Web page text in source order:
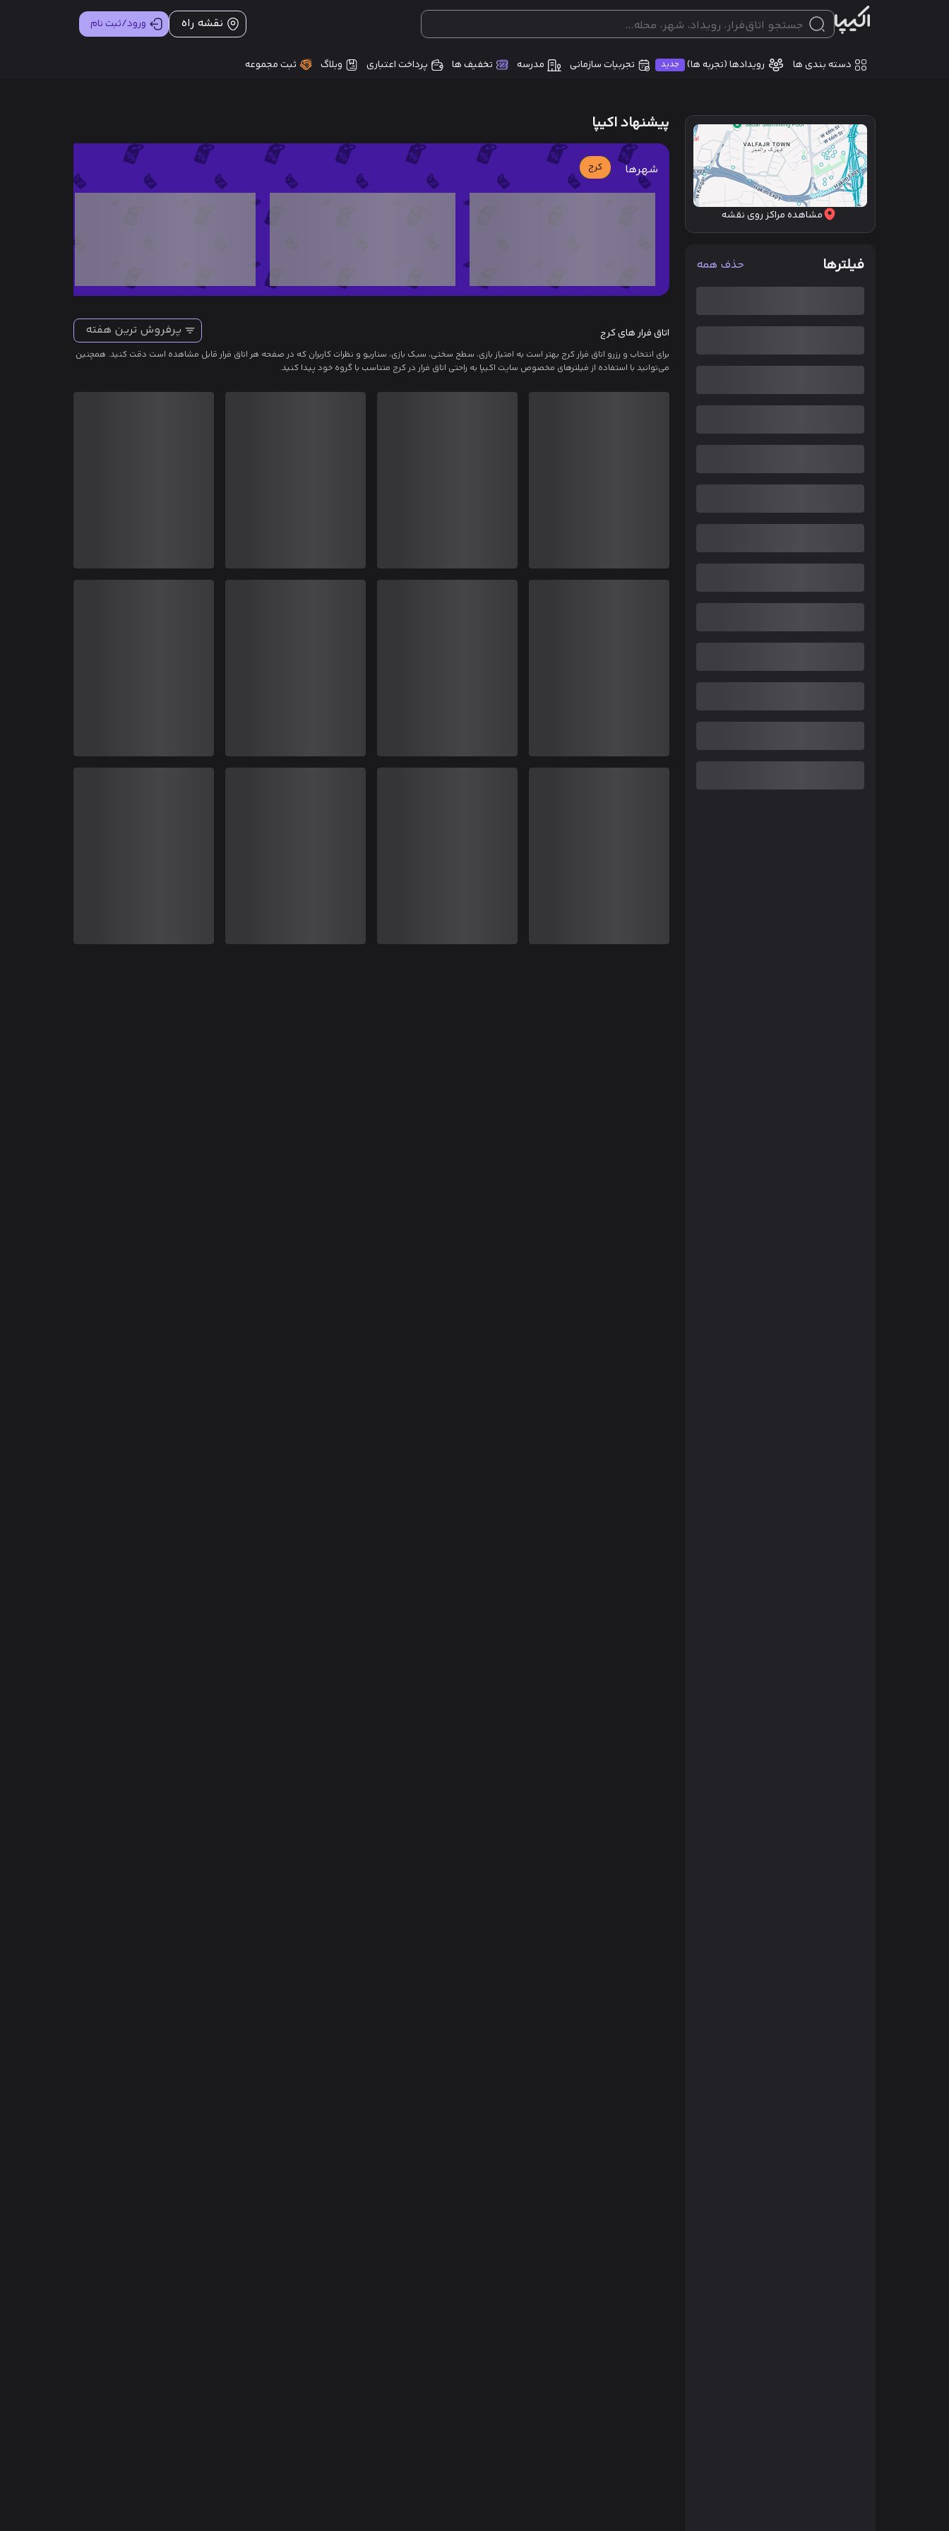
نقشه راه ورود/ثبت نام
دسته بندی ها رویدادها (تجربه ها) جدید تجربیات سازمانی مدرسه تخفیف ها پرداخت اعتباری وبلاگ ثبت مجموعه
مشاهده مراکز روی نقشه
فیلترها حذف همه
پیشنهاد اکیپا
شهرها کرج
اتاق فرار های کرج پرفروش ترین هفته
برای انتخاب و رزرو اتاق فرار کرج بهتر است به امتیاز بازی، سطح سختی، سبک بازی، سناریو و نظرات کاربران که در صفحه هر اتاق فرار قابل مشاهده است دقت کنید. همچنین
می‌توانید با استفاده از فیلترهای مخصوص سایت اکیپا به راحتی اتاق فرار در کرج متناسب با گروه خود پیدا کنید.